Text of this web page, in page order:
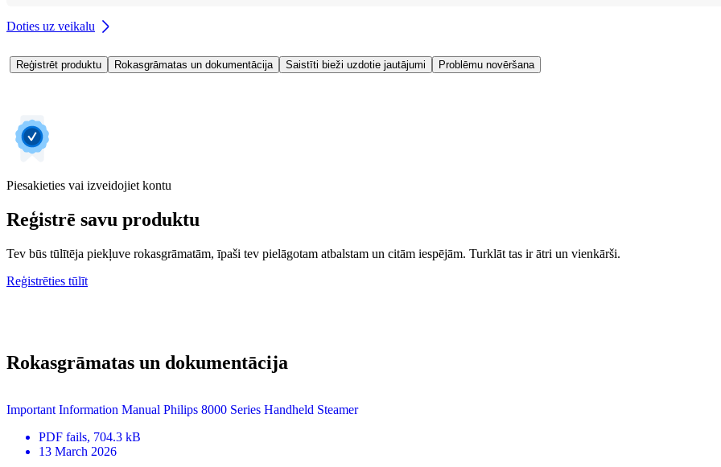
Doties uz veikalu
Reģistrēt produktu Rokasgrāmatas un dokumentācija Saistīti bieži uzdotie jautājumi Problēmu novēršana
Piesakieties vai izveidojiet kontu
Reģistrē savu produktu
Tev būs tūlītēja piekļuve rokasgrāmatām, īpaši tev pielāgotam atbalstam un citām iespējām. Turklāt tas ir ātri un vienkārši.
Reģistrēties tūlīt
Rokasgrāmatas un dokumentācija
Important Information Manual Philips 8000 Series Handheld Steamer
PDF fails, 704.3 kB
13 March 2026